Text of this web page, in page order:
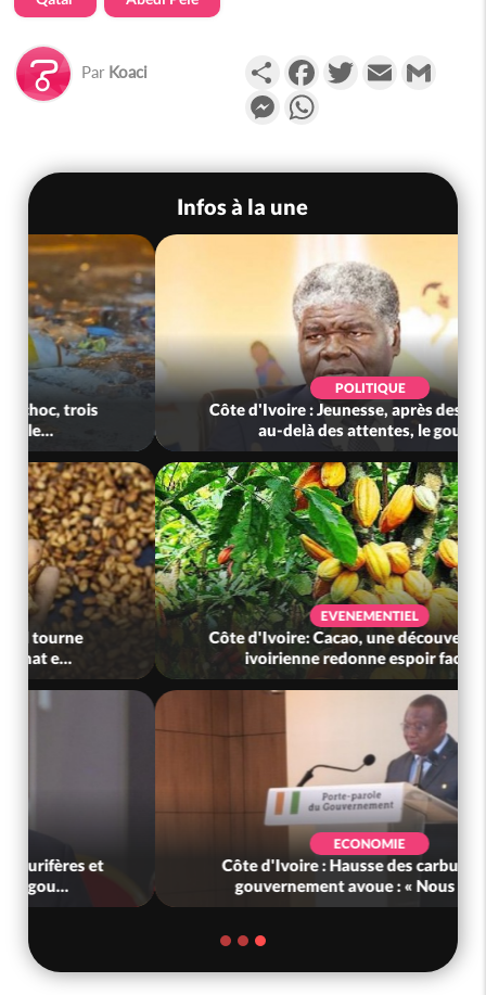
Par Koaci PartagerFacebookTwitterEmail
Messenger
Infos à la une
POLITIQUE
Côte d'Ivoire : Jeunesse, après des résultats
au-delà des attentes, le gouv...
EVENEMENTIEL
Côte d'Ivoire: Cacao, une découverte 100 %
ivoirienne redonne espoir face a...
Côte d'Ivoire : Hausse des carburants, le
gouvernement avoue : « Nous n'avi...